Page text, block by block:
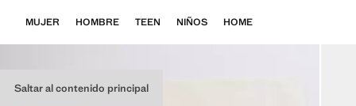
Saltar al contenido principal
MUJER HOMBRE TEEN NIÑOS HOME